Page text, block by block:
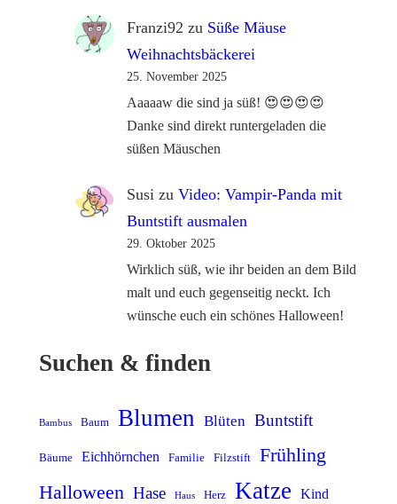
Franzi92 zu Süße Mäuse
Weihnachtsbäckerei
25. November 2025
Aaaaaw die sind ja süß! 😍😍😍😍
Danke sind direkt runtergeladen die
süßen Mäuschen
Susi zu Video: Vampir-Panda mit
Buntstift ausmalen
29. Oktober 2025
Wirklich süß, wie ihr beiden an dem Bild
malt und euch gegenseitig neckt. Ich
wünsche euch ein schönes Halloween!
Suchen & finden
Bambus Baum Blumen Blüten Buntstift
Bäume Eichhörnchen Familie Filzstift
Frühling
Halloween Hase Haus Herz Katze Kind